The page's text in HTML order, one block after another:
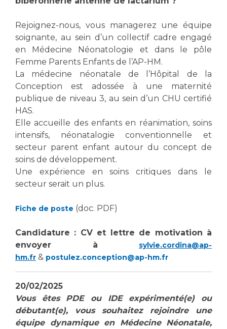
Rejoignez-nous, vous managerez une équipe
soignante, au sein d’un collectif cadre engagé
en Médecine Néonatologie et dans le pôle
Femme Parents Enfants de l’AP-HM.
La médecine néonatale de l’Hôpital de la
Conception est adossée à une maternité
publique de niveau 3, au sein d’un CHU certifié
HAS.
Elle accueille des enfants en réanimation, soins
intensifs, néonatalogie conventionnelle et
secteur parent enfant autour du concept de
soins de développement.
Une expérience en soins critiques dans le
secteur serait un plus.
Fiche de poste (doc. PDF)
Candidature : CV et lettre de motivation à
envoyer à
sylvie.cordina@ap-
hm.fr & postulez.conception@ap-hm.fr
20/02/2025
Vous êtes PDE ou IDE expérimenté(e) ou
débutant(e), vous souhaitez rejoindre une
équipe dynamique en Médecine Néonatale,